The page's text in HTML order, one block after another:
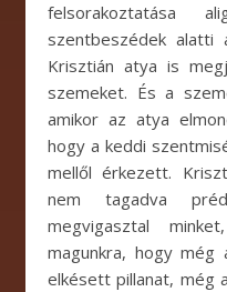
felsorakoztatása
szentbeszédek alatti
Krisztián atya is
szemeket. És a
amikor az atya
hogy a keddi
mellől érkezett.
nem tagadva
megvigasztal
magunkra, hogy
elkésett pillanat, még